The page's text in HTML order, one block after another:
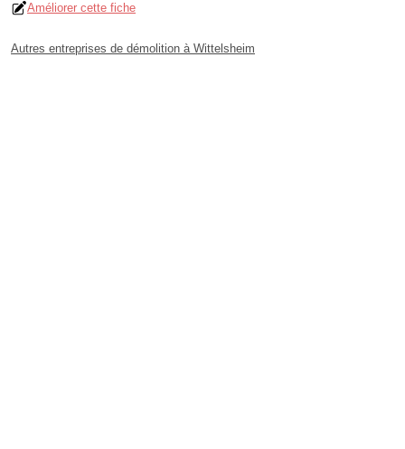
Améliorer cette fiche
Autres entreprises de démolition à Wittelsheim